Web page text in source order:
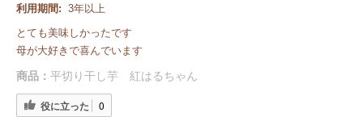
利用期間: 3年以上
とても美味しかったです
母が大好きで喜んでいます
商品： 平切り干し芋 紅はるちゃん
役に立った 0